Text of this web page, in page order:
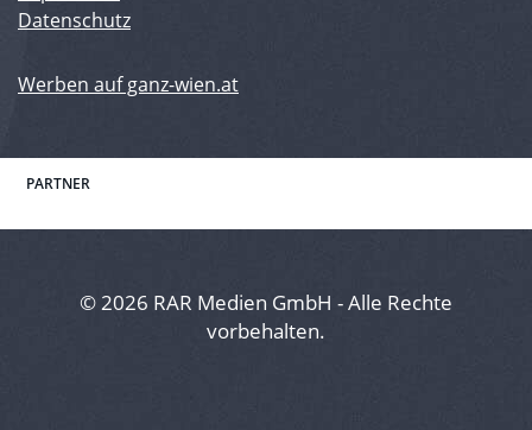
Datenschutz
Werben auf ganz-wien.at
PARTNER
© 2026 RAR Medien GmbH - Alle Rechte
vorbehalten.